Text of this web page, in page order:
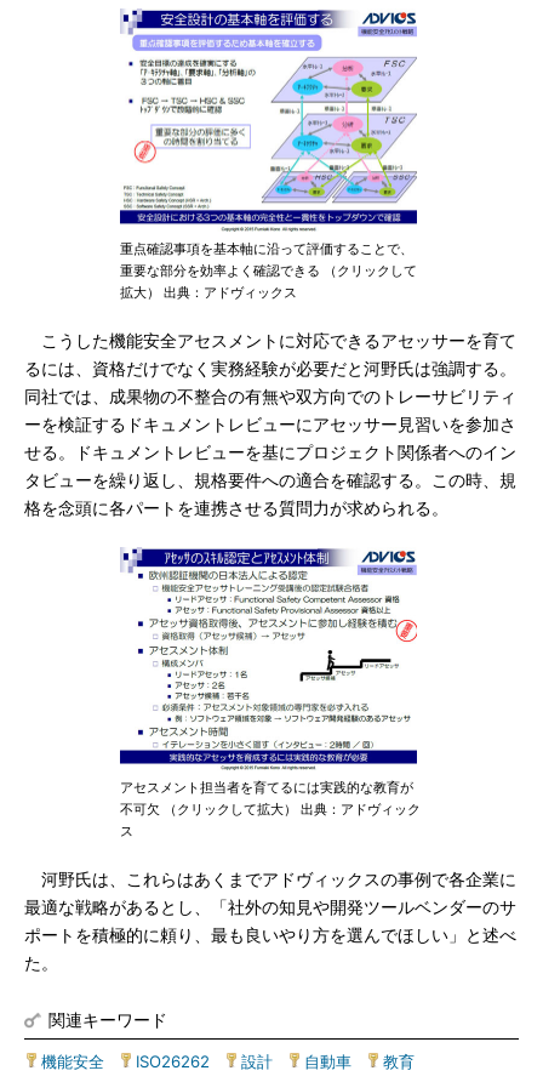
重点確認事項を基本軸に沿って評価することで、
重要な部分を効率よく確認できる （クリックして
拡大） 出典：アドヴィックス
こうした機能安全アセスメントに対応できるアセッサーを育て
るには、資格だけでなく実務経験が必要だと河野氏は強調する。
同社では、成果物の不整合の有無や双方向でのトレーサビリティ
ーを検証するドキュメントレビューにアセッサー見習いを参加さ
せる。ドキュメントレビューを基にプロジェクト関係者へのイン
タビューを繰り返し、規格要件への適合を確認する。この時、規
格を念頭に各パートを連携させる質問力が求められる。
アセスメント担当者を育てるには実践的な教育が
不可欠 （クリックして拡大） 出典：アドヴィック
ス
河野氏は、これらはあくまでアドヴィックスの事例で各企業に
最適な戦略があるとし、「社外の知見や開発ツールベンダーのサ
ポートを積極的に頼り、最も良いやり方を選んでほしい」と述べ
た。
関連キーワード
機能安全 ISO26262 設計 自動車 教育